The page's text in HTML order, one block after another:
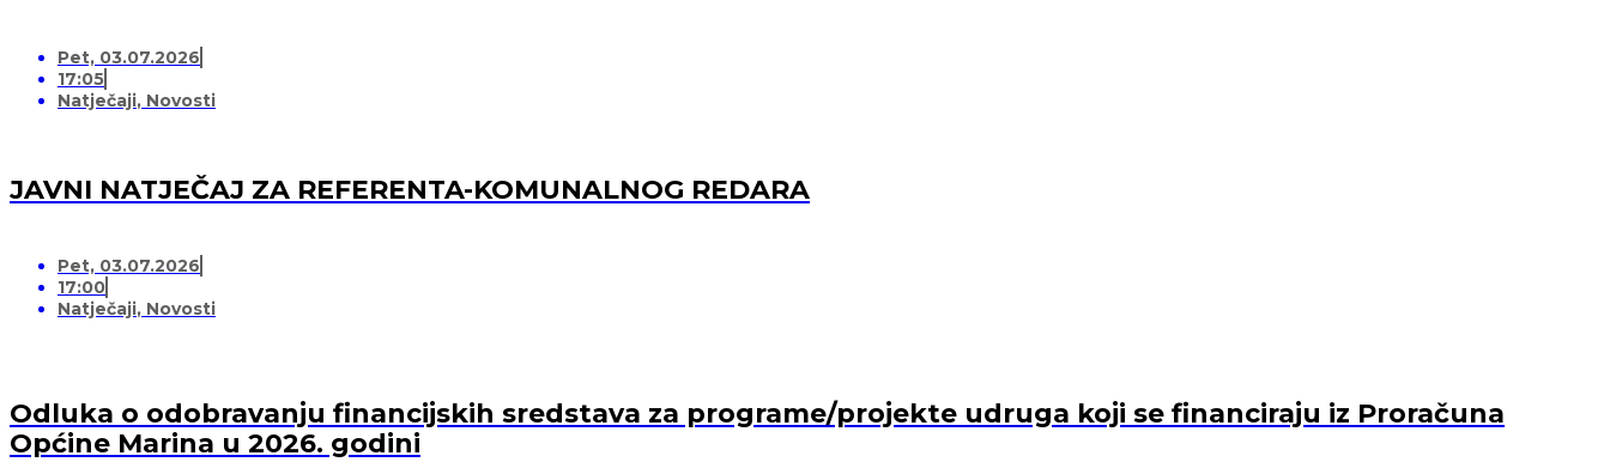
Pet, 03.07.2026
17:05
Natječaji, Novosti
JAVNI NATJEČAJ ZA REFERENTA-KOMUNALNOG REDARA
Pet, 03.07.2026
17:00
Natječaji, Novosti
Odluka o odobravanju financijskih sredstava za programe/projekte udruga koji se financiraju iz Proračuna
Općine Marina u 2026. godini